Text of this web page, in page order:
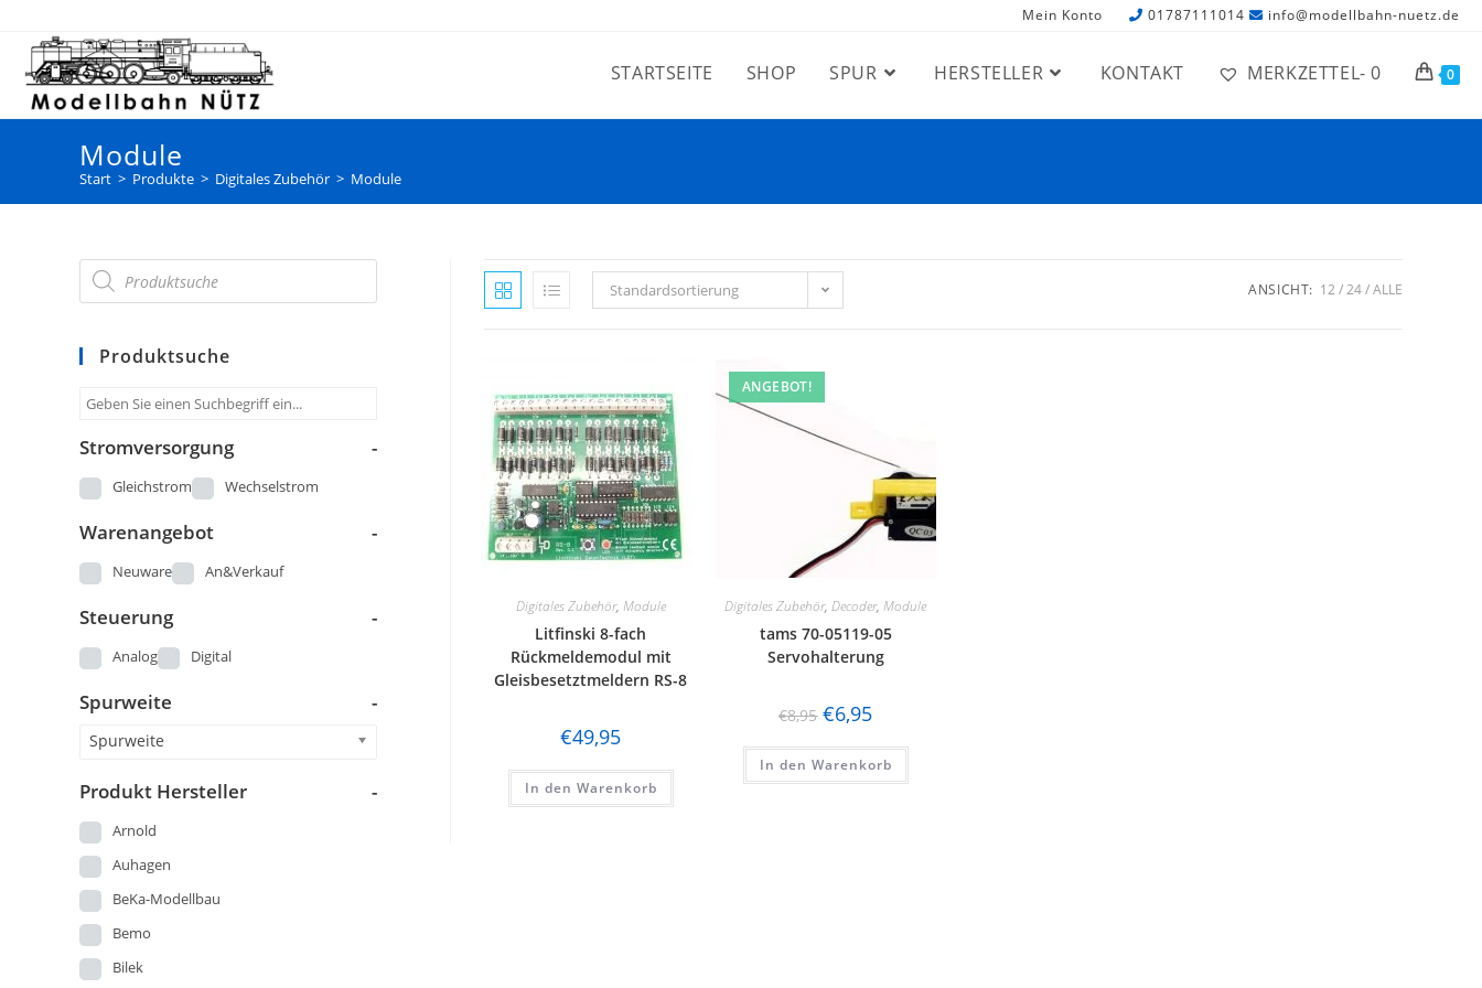
Mein Konto 01787111014 info@modellbahn-nuetz.de
STARTSEITE SHOP SPUR HERSTELLER KONTAKT MERKZETTEL- 0 0
Module
Start > Produkte > Digitales Zubehör > Module
Standardsortierung ANSICHT: 12 24 ALLE
Digitales Zubehör, Module
Litfinski 8-fach
Rückmeldemodul mit
Gleisbesetztmeldern RS-8
€49,95
In den Warenkorb
ANGEBOT!
Digitales Zubehör,Decoder,Module
tams 70-05119-05
Servohalterung
€8,95 €6,95
In den Warenkorb
Produktsuche
Stromversorgung -
Gleichstrom Wechselstrom
Warenangebot -
Neuware An&Verkauf
Steuerung -
Analog Digital
Spurweite -
Spurweite
Produkt Hersteller -
Arnold
Auhagen
BeKa-Modellbau
Bemo
Bilek